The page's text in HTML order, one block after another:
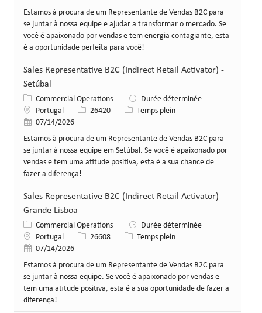
Estamos à procura de um Representante de Vendas B2C para
se juntar à nossa equipe e ajudar a transformar o mercado. Se
você é apaixonado por vendas e tem energia contagiante, esta
é a oportunidade perfeita para você!
Sales Representative B2C (Indirect Retail Activator) -
Setúbal
Catégorie
Commercial Operations
Durée déterminée
Lieu Portugal Identifiant de poste
26420 Type de poste
Temps plein
Date de publication
07/14/2026
Estamos à procura de um Representante de Vendas B2C para
se juntar à nossa equipe em Setúbal. Se você é apaixonado por
vendas e tem uma atitude positiva, esta é a sua chance de
fazer a diferença!
Sales Representative B2C (Indirect Retail Activator) -
Grande Lisboa
Catégorie
Commercial Operations
Durée déterminée
Lieu Portugal Identifiant de poste
26608 Type de poste
Temps plein
Date de publication
07/14/2026
Estamos à procura de um Representante de Vendas B2C para
se juntar à nossa equipe. Se você é apaixonado por vendas e
tem uma atitude positiva, esta é a sua oportunidade de fazer a
diferença!